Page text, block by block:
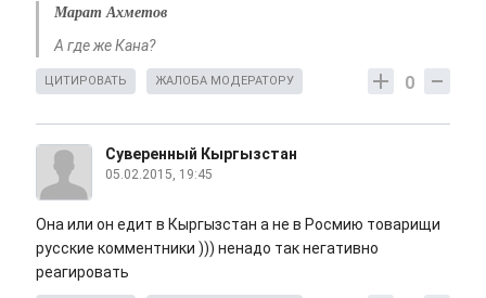
Марат Ахметов
А где же Кана?
0
ЦИТИРОВАТЬ ЖАЛОБА МОДЕРАТОРУ
Суверенный Кыргызстан
05.02.2015, 19:45
Она или он едит в Кыргызстан а не в Росмию товарищи
русские комментники ))) ненадо так негативно
реагировать